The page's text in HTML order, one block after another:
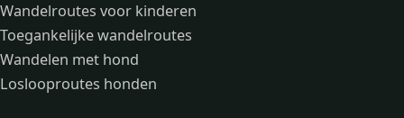
Wandelroutes voor kinderen
Toegankelijke wandelroutes
Wandelen met hond
Loslooproutes honden